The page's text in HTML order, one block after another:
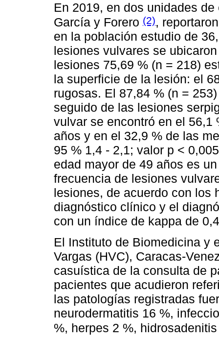
En 2019, en dos unidades
García y Forero (2),
en la población estudio de
lesiones vulvares se
lesiones 75,69 % (n = 218)
la superficie de la lesión: el
rugosas. El 87,84 % (n =
seguido de las lesiones
vulvar se encontró en el 56,1
años y en el 32,9 % de las
95 % 1,4 - 2,1; valor p <
edad mayor de 49 años es
frecuencia de lesiones
lesiones, de acuerdo con los
diagnóstico clínico y el
con un índice de kappa de
El Instituto de Biomedicina y
Vargas (HVC), Caracas-
casuística de la consulta de
pacientes que acudieron
las patologías registradas
neurodermatitis 16 %,
%, herpes 2 %,